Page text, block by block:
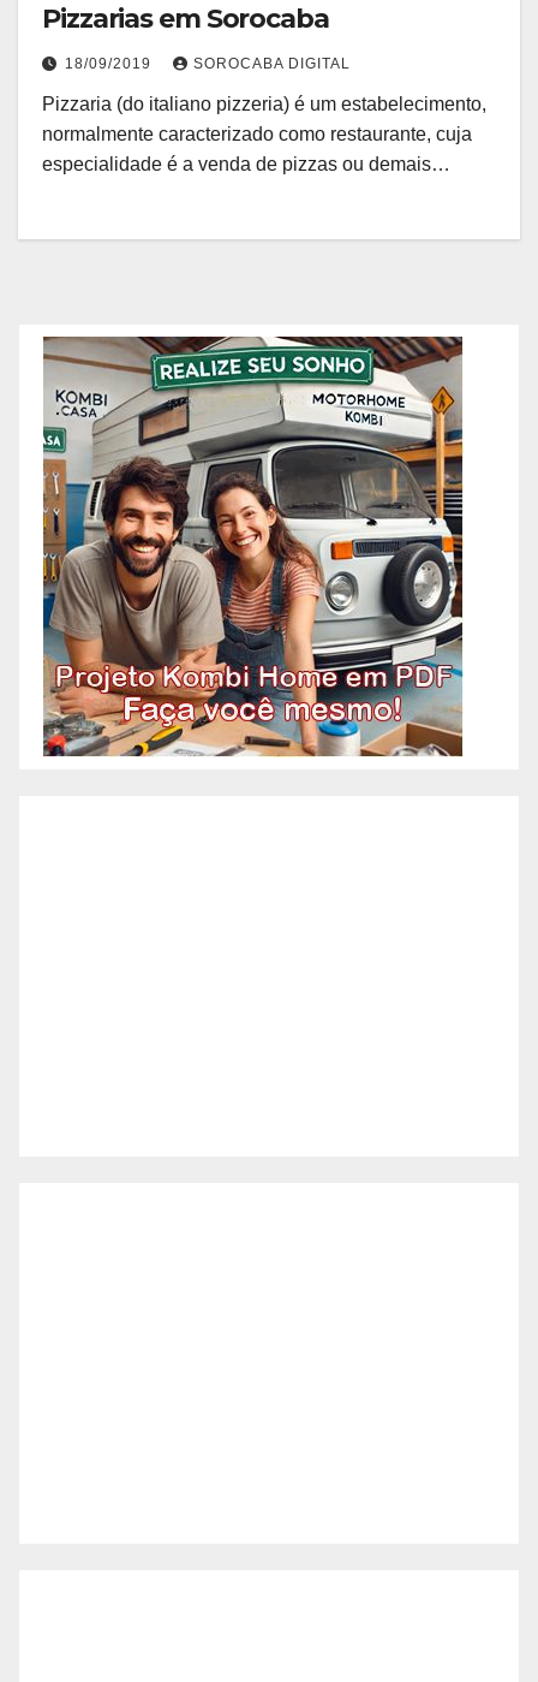
Pizzarias em Sorocaba
18/09/2019 SOROCABA DIGITAL
Pizzaria (do italiano pizzeria) é um estabelecimento,
normalmente caracterizado como restaurante, cuja
especialidade é a venda de pizzas ou demais…